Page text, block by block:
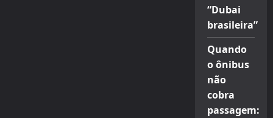
“Dubai
brasileira”
Quando
o ônibus
não
cobra
passagem: